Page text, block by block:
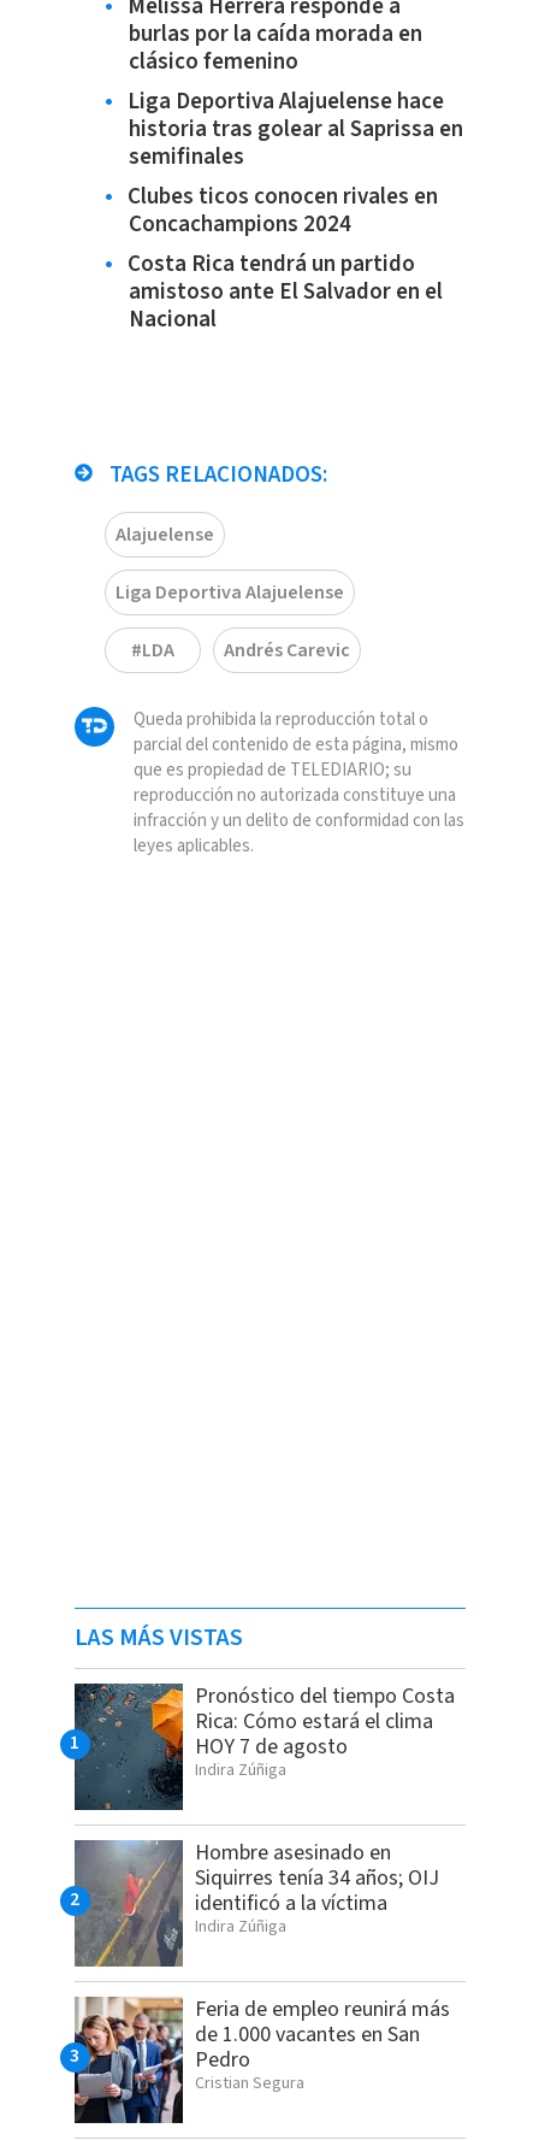
Melissa Herrera responde a
burlas por la caída morada en
clásico femenino
Liga Deportiva Alajuelense hace
historia tras golear al Saprissa en
semifinales
Clubes ticos conocen rivales en
Concachampions 2024
Costa Rica tendrá un partido
amistoso ante El Salvador en el
Nacional
TAGS RELACIONADOS:
Alajuelense
Liga Deportiva Alajuelense
#LDA Andrés Carevic
Queda prohibida la reproducción total o
parcial del contenido de esta página, mismo
que es propiedad de TELEDIARIO; su
reproducción no autorizada constituye una
infracción y un delito de conformidad con las
leyes aplicables.
LAS MÁS VISTAS
Pronóstico del tiempo Costa
Rica: Cómo estará el clima
HOY 7 de agosto
Indira Zúñiga
Hombre asesinado en
Siquirres tenía 34 años; OIJ
identificó a la víctima
Indira Zúñiga
Feria de empleo reunirá más
de 1.000 vacantes en San
Pedro
Cristian Segura